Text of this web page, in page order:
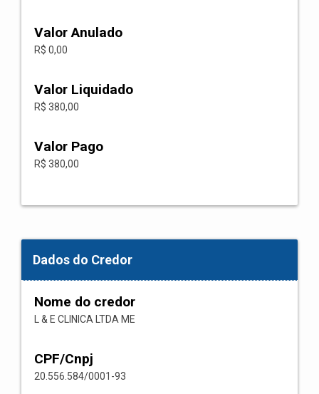
Valor Anulado
R$ 0,00
Valor Liquidado
R$ 380,00
Valor Pago
R$ 380,00
Dados do Credor
Nome do credor
L & E CLINICA LTDA ME
CPF/Cnpj
20.556.584/0001-93